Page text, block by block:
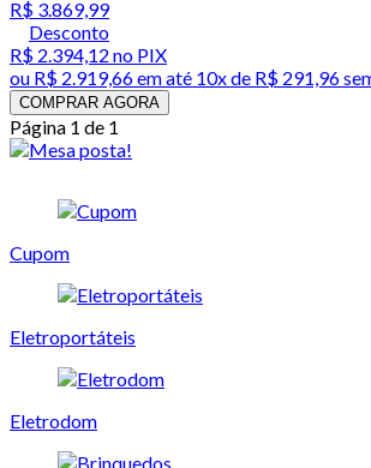
R$ 3.869,99
Desconto
R$ 2.394,12 no PIX
ou R$ 2.919,66em até 10x de R$ 291,96
COMPRAR AGORA
Página 1 de 1
Cupom
Eletroportáteis
Eletrodom